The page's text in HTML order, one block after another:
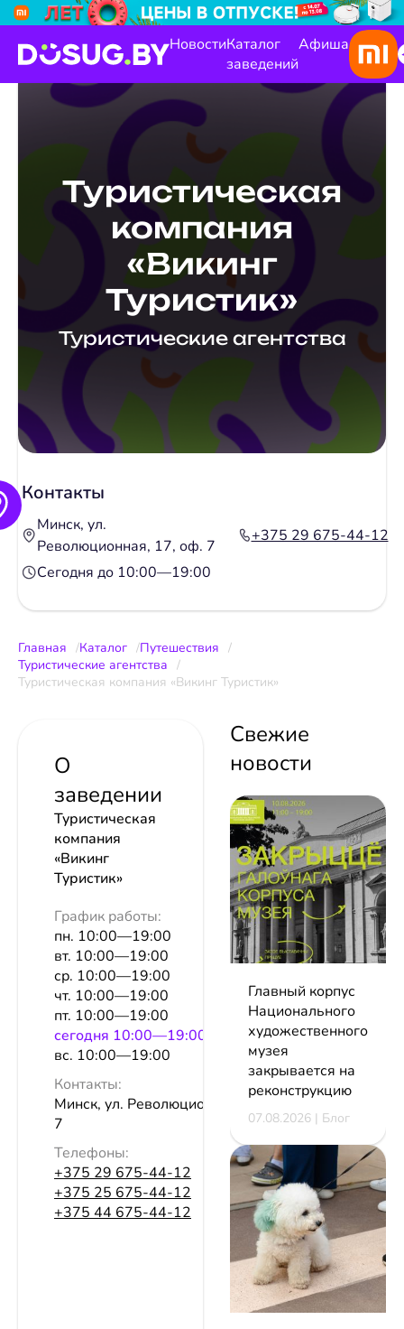
НовостиКаталог
заведений
Афиша
Туристическая
компания
«Викинг
Туристик»
Туристические агентства
Контакты
Минск, ул.
Революционная, 17, оф. 7
+375 29 675-44-12
Сегодня до 10:00—19:00
Главная Каталог
Путешествия
Туристические агентства
Туристическая компания «Викинг Туристик»
О
заведении
Туристическая
компания
«Викинг
Туристик»
График работы:
пн. 10:00—19:00
вт. 10:00—19:00
ср. 10:00—19:00
чт. 10:00—19:00
пт. 10:00—19:00
сeгодня 10:00—19:00
вс. 10:00—19:00
Контакты:
Минск, ул. Революционная, 17, оф.
7
Телефоны:
+375 29 675-44-12
+375 25 675-44-12
+375 44 675-44-12
Свежие
новости
Главный корпус
Национального
художественного
музея
закрывается на
реконструкцию
07.08.2026 | Блог